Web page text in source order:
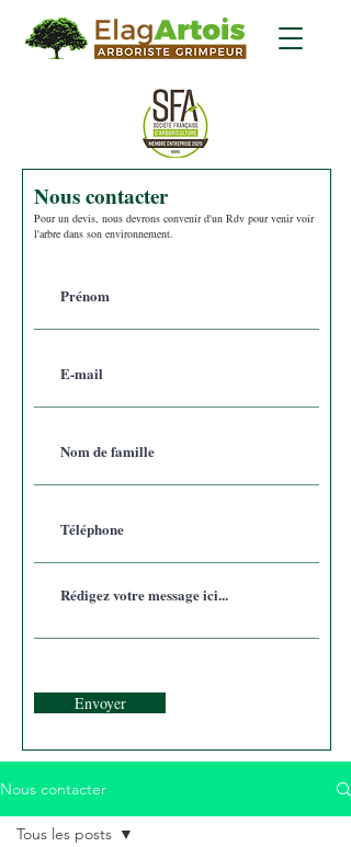
Nous contacter
Pour un devis, nous devrons convenir d'un Rdv pour venir voir
l'arbre dans son environnement.
Envoyer
Nous contacter
Tous les posts